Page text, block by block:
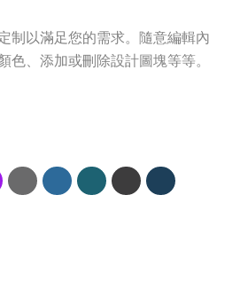
制以滿足您的需求。隨意編輯內
色、添加或刪除設計圖塊等等。